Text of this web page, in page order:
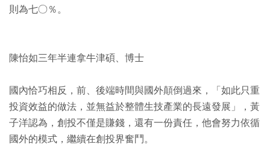
則為七○％。
陳怡如三年半連拿牛津碩、博士
國內恰巧相反，前、後端時間與國外顛倒過來，「如此只重
投資效益的做法，並無益於整體生技產業的長遠發展」，黃
子洋認為，創投不僅是賺錢，還有一份責任，他會努力依循
國外的模式，繼續在創投界奮鬥。